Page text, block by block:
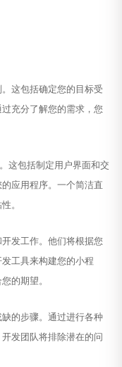
这包括确定您的目标受
充分了解您的需求，您
这包括制定用户界面和交
应用程序。一个简洁直
。
发工作。他们将根据您
工具来构建您的小程
的期望。
的步骤。通过进行各种
发团队将排除潜在的问